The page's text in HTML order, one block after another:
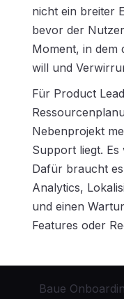
nicht ein breiter
bevor der
Moment, in dem
will und
Für Product
Nebenprojekt
Support liegt.
Dafür braucht
Analytics,
und einen
Features oder
Baue